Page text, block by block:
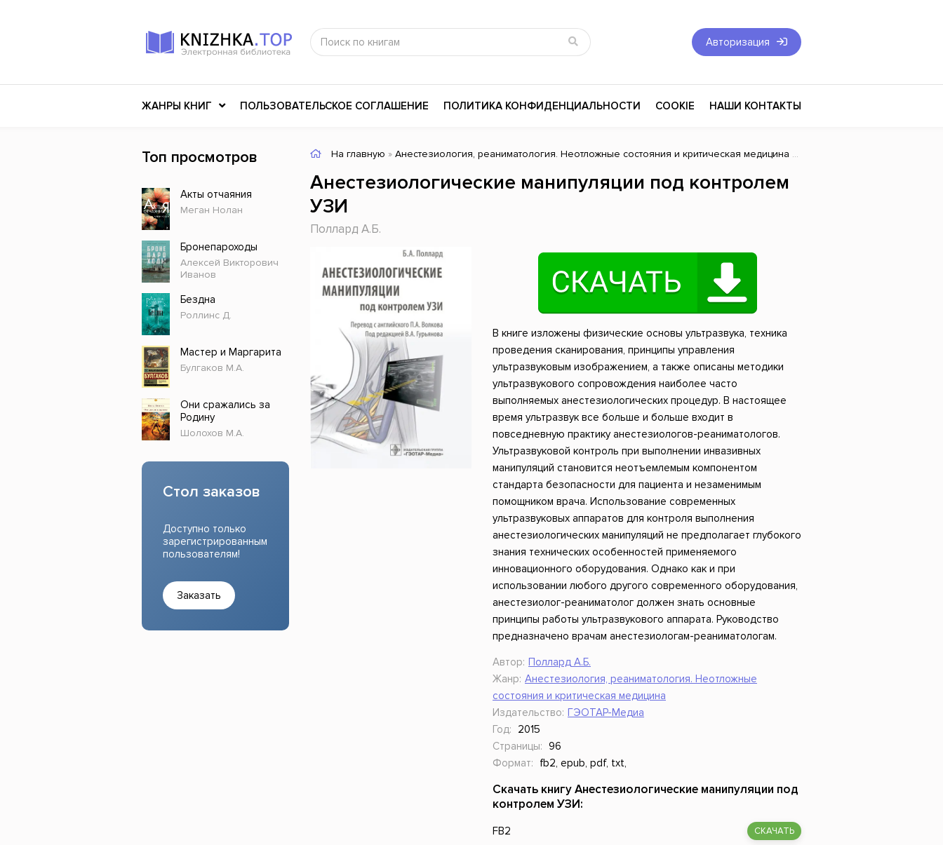
Авторизация
ЖАНРЫ КНИГ
Российское искусство
Детективы
Детские книги
История
Разное
Прочие издания
Ужасы / Мистика
Научная литература
Триллеры
Научные издания
История России
Внутренняя политика
Философия
Юриспруденция
ПОЛЬЗОВАТЕЛЬСКОЕ СОГЛАШЕНИЕ ПОЛИТИКА КОНФИДЕНЦИАЛЬНОСТИ COOKIE НАШИ КОНТАКТЫ
На главную » Анестезиология, реаниматология. Неотложные состояния и критическая медицина » Анестезиологические
Анестезиологические манипуляции под контролем
УЗИ
Поллард А.Б.
В книге изложены физические основы ультразвука, техника
проведения сканирования, принципы управления
ультразвуковым изображением, а также описаны методики
ультразвукового сопровождения наиболее часто
выполняемых анестезиологических процедур. В настоящее
время ультразвук все больше и больше входит в
повседневную практику анестезиологов-реаниматологов.
Ультразвуковой контроль при выполнении инвазивных
манипуляций становится неотъемлемым компонентом
стандарта безопасности для пациента и незаменимым
помощником врача. Использование современных
ультразвуковых аппаратов для контроля выполнения
анестезиологических манипуляций не предполагает глубокого
знания технических особенностей применяемого
инновационного оборудования. Однако как и при
использовании любого другого современного оборудования,
анестезиолог-реаниматолог должен знать основные
принципы работы ультразвукового аппарата. Руководство
предназначено врачам анестезиологам-реаниматологам.
Автор: Поллард А.Б.
Жанр: Анестезиология, реаниматология. Неотложные
состояния и критическая медицина
Издательство: ГЭОТАР-Медиа
Год:
2015
Страницы: 96
Формат:
fb2, epub, pdf, txt,
Скачать книгу Анестезиологические манипуляции под
контролем УЗИ:
FB2 СКАЧАТЬ
Топ просмотров
Акты отчаяния
Меган Нолан
Бронепароходы
Алексей Викторович
Иванов
Бездна
Роллинс Д.
Мастер и Маргарита
Булгаков М.А.
Они сражались за
Родину
Шолохов М.А.
Стол заказов
Доступно только
зарегистрированным
пользователям!
Заказать